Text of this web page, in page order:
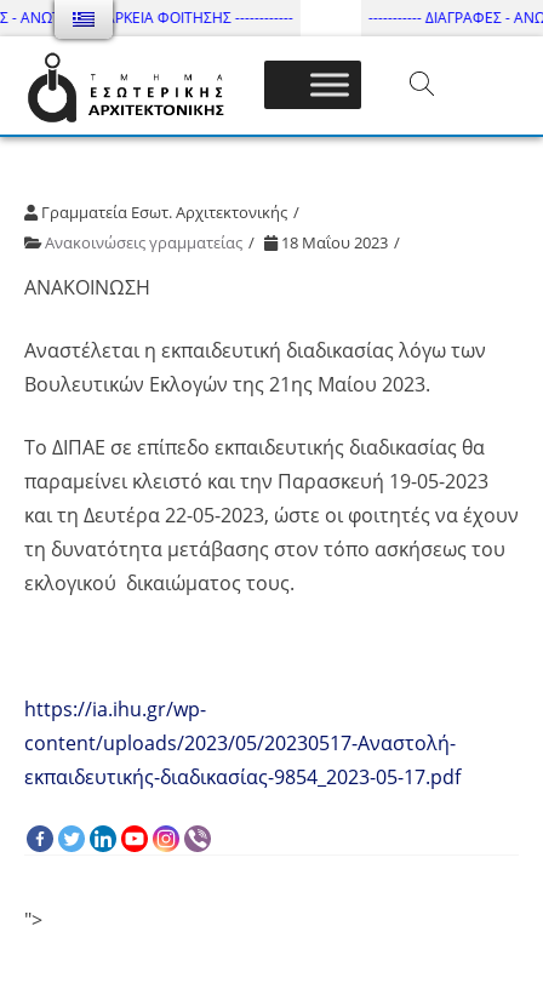
ΑΝΩΤΑΤΗ ΔΙΑΡΚΕΙΑ ΦΟΙΤΗΣΗΣ ------------ ----------- ΔΙΑΓΡΑΦΕΣ -
Τμήμα Εσωτ. Αρχιτεκτονικής – ΔΙ.ΠΑ.Ε
Γραμματεία Εσωτ. Αρχιτεκτονικής
Ανακοινώσεις γραμματείας
18 Μαΐου 2023
ΑΝΑΚΟΙΝΩΣΗ
Αναστέλεται η εκπαιδευτική διαδικασίας λόγω των
Βουλευτικών Εκλογών της 21ης Μαίου 2023.
Το ΔΙΠΑΕ σε επίπεδο εκπαιδευτικής διαδικασίας θα
παραμείνει κλειστό και την Παρασκευή 19-05-2023
και τη Δευτέρα 22-05-2023, ώστε οι φοιτητές να έχουν
τη δυνατότητα μετάβασης στον τόπο ασκήσεως του
εκλογικού δικαιώματος τους.
https://ia.ihu.gr/wp-
content/uploads/2023/05/20230517-Αναστολή-
εκπαιδευτικής-διαδικασίας-9854_2023-05-17.pdf
">